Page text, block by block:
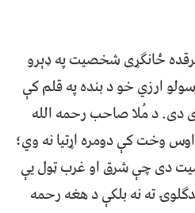
ځانګړی شخصیت په ډېرو
ارزي خو د بنده په قلم کې
دی. د مُلا صاحب رحمه الله
وخت کې دومره اړتیا نه وي؛
دی چې شرق او غرب ټول یې
ته نه بلکې د هغه رحمه